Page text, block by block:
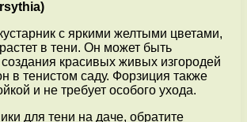
с яркими желтыми цветами,
в тени. Он может быть
красивых живых изгородей
в тенистом саду. Форзиция также
и не требует особого ухода.
для тени на даче, обратите